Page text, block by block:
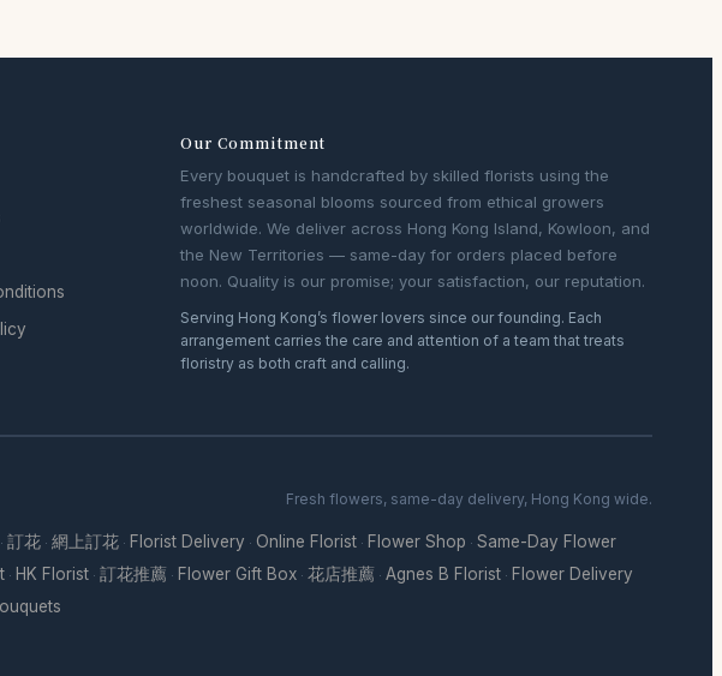
Our Commitment
Every bouquet is handcrafted by skilled florists using the
freshest seasonal blooms sourced from ethical growers
worldwide. We deliver across Hong Kong Island, Kowloon, and
the New Territories — same-day for orders placed before
noon. Quality is our promise; your satisfaction, our reputation.
Serving Hong Kong’s flower lovers since our founding. Each
arrangement carries the care and attention of a team that treats
floristry as both craft and calling.
Fresh flowers, same-day delivery, Hong Kong wide.
· 訂花 · 網上訂花 · Florist Delivery · Online Florist · Flower Shop · Same-Day Flower
· HK Florist · 訂花推薦 · Flower Gift Box · 花店推薦 · Agnes B Florist · Flower Delivery